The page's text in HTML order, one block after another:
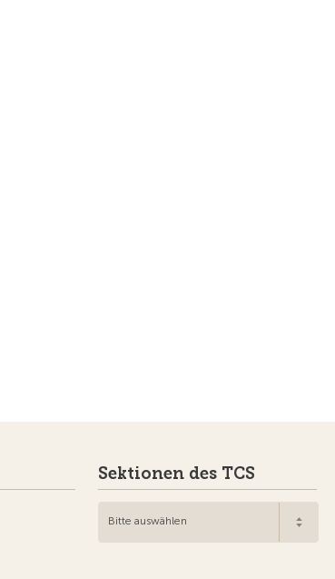
Sektionen des TCS
Bitte auswählen